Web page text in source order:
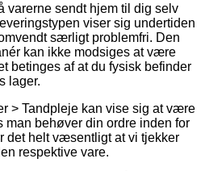
varerne sendt hjem til dig selv
viser sig undertiden
særligt problemfri. Den
kan ikke modsiges at være
betinges af at du fysisk befinder
lager.
> Tandpleje kan vise sig at være
man behøver din ordre inden for
det helt væsentligt at vi tjekker
respektive vare.